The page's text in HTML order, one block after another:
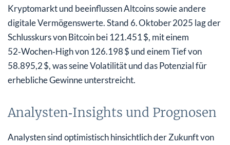
Kryptomarkt und beeinflussen Altcoins sowie andere
digitale Vermögenswerte. Stand 6. Oktober 2025 lag der
Schlusskurs von Bitcoin bei 121.451 $, mit einem
52‑Wochen‑High von 126.198 $ und einem Tief von
58.895,2 $, was seine Volatilität und das Potenzial für
erhebliche Gewinne unterstreicht.
Analysten‑Insights und Prognosen
Analysten sind optimistisch hinsichtlich der Zukunft von